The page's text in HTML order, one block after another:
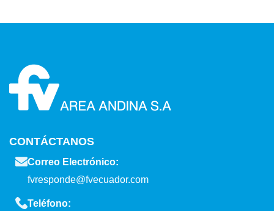
CONTÁCTANOS
Correo Electrónico:
fvresponde@fvecuador.com
Teléfono: